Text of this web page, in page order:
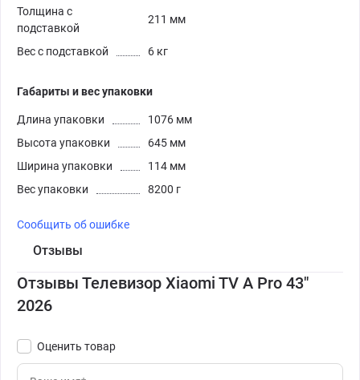
Толщина с
подставкой
211 мм
Вес с подставкой 6 кг
Габариты и вес упаковки
Длина упаковки
1076 мм
Высота упаковки
645 мм
Ширина упаковки
114 мм
Вес упаковки
8200 г
Сообщить об ошибке
Отзывы
Отзывы Телевизор Xiaomi TV A Pro 43"
2026
Оценить товар